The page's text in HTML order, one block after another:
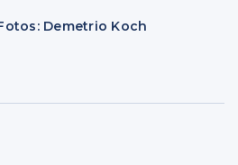
Demetrio Koch